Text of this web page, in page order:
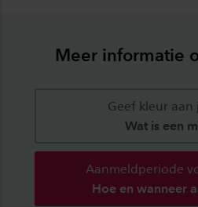
Meer informatie
Geef kleur aan
Wat is een
Aanmeldperiode
Hoe en wanneer